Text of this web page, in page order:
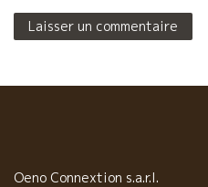
Oeno Connextion s.a.r.l.